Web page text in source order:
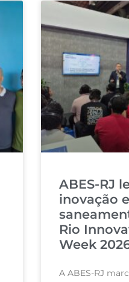
ABES-RJ
inovação
Rio
Week
A ABES-RJ